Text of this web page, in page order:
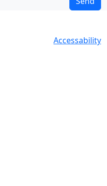
Accessability